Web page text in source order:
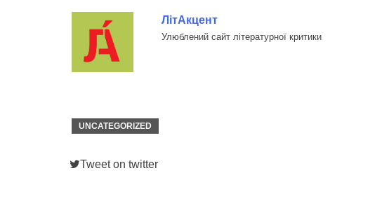
ЛітАкцент
Улюблений сайт літературної критики
UNCATEGORIZED
Tweet on twitter